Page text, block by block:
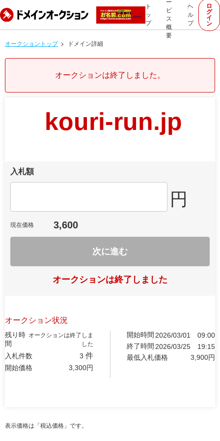
ト
ッ
プ
ー
ビ
ス
概
要
ヘ
ル
プ
ロ
グ
イ
ン
オークショントップ ドメイン詳細
オークションは終了しました。
kouri-run.jp
入札額
円
現在価格 3,600
次に進む
オークションは終了しました
オークション状況
残り時
間
オークションは終了しま
した
入札件数 3 件
開始価格 3,300円
開始時間 2026/03/01
09:00
終了時間 2026/03/25
19:15
最低入札価格
3,900円
表示価格は「税込価格」です。